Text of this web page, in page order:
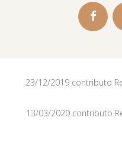
23/12/2019 contributo
13/03/2020 contributo